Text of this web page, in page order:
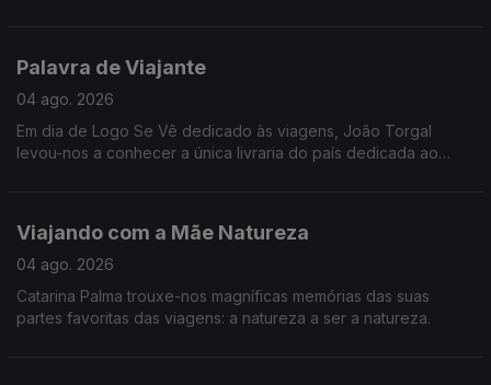
Palavra de Viajante
04 ago. 2026
Em dia de Logo Se Vê dedicado às viagens, João Torgal
levou-nos a conhecer a única livraria do país dedicada ao
Viajando com a Mãe Natureza
04 ago. 2026
Catarina Palma trouxe-nos magníficas memórias das suas
partes favoritas das viagens: a natureza a ser a natureza.